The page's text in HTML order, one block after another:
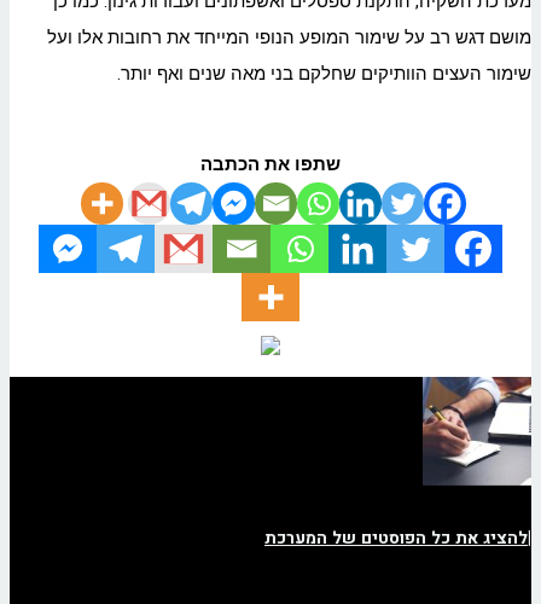
מושם דגש רב על שימור המופע הנופי המייחד את רחובות אלו ועל
שימור העצים הוותיקים שחלקם בני מאה שנים ואף יותר.
שתפו את הכתבה
|להציג את כל הפוסטים של המערכת